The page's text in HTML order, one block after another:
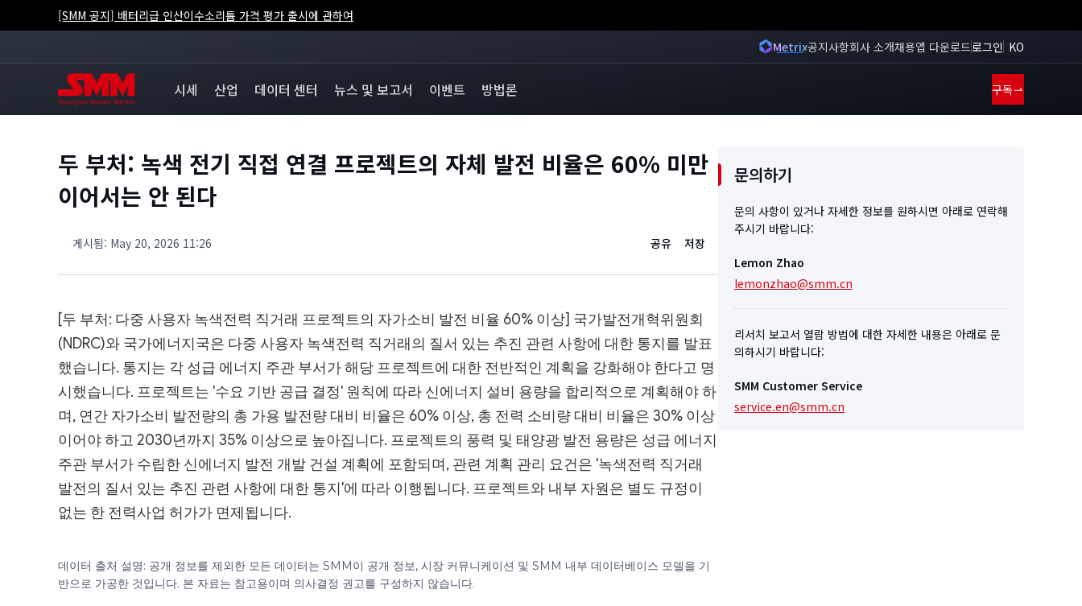
[SMM 공지] 배터리급 인산이수소리튬 가격 평가 출시에 관하여
Metrix공지사항회사 소개채용앱 다운로드로그인 KO
시세 산업 데이터 센터 뉴스 및 보고서 이벤트 방법론 구독
두 부처: 녹색 전기 직접 연결 프로젝트의 자체 발전 비율은 60% 미만
이어서는 안 된다
게시됨: May 20, 2026 11:26 공유 저장
[두 부처: 다중 사용자 녹색전력 직거래 프로젝트의 자가소비 발전 비율 60% 이상] 국가발전개혁위원회
(NDRC)와 국가에너지국은 다중 사용자 녹색전력 직거래의 질서 있는 추진 관련 사항에 대한 통지를 발표
했습니다. 통지는 각 성급 에너지 주관 부서가 해당 프로젝트에 대한 전반적인 계획을 강화해야 한다고 명
시했습니다. 프로젝트는 '수요 기반 공급 결정' 원칙에 따라 신에너지 설비 용량을 합리적으로 계획해야 하
며, 연간 자가소비 발전량의 총 가용 발전량 대비 비율은 60% 이상, 총 전력 소비량 대비 비율은 30% 이상
이어야 하고 2030년까지 35% 이상으로 높아집니다. 프로젝트의 풍력 및 태양광 발전 용량은 성급 에너지
주관 부서가 수립한 신에너지 발전 개발 건설 계획에 포함되며, 관련 계획 관리 요건은 '녹색전력 직거래
발전의 질서 있는 추진 관련 사항에 대한 통지'에 따라 이행됩니다. 프로젝트와 내부 자원은 별도 규정이
없는 한 전력사업 허가가 면제됩니다.
데이터 출처 설명: 공개 정보를 제외한 모든 데이터는 SMM이 공개 정보, 시장 커뮤니케이션 및 SMM 내부 데이터베이스 모델을 기
반으로 가공한 것입니다. 본 자료는 참고용이며 의사결정 권고를 구성하지 않습니다.
문의하기
문의 사항이 있거나 자세한 정보를 원하시면 아래로 연락해
주시기 바랍니다:
Lemon Zhao
lemonzhao@smm.cn
리서치 보고서 열람 방법에 대한 자세한 내용은 아래로 문
의하시기 바랍니다:
SMM Customer Service
service.en@smm.cn